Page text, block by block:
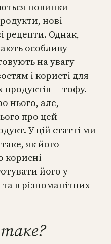
новинки
нові
рецепти. Однак,
особливу
на увагу
і користі для
продуктів — тофу.
нього, але,
про цей
У цій статті ми
як його
корисні
його у
в різноманітних